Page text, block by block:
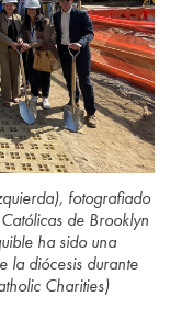
fotografiado
de Brooklyn
ha sido una
la diócesis durante
Charities)